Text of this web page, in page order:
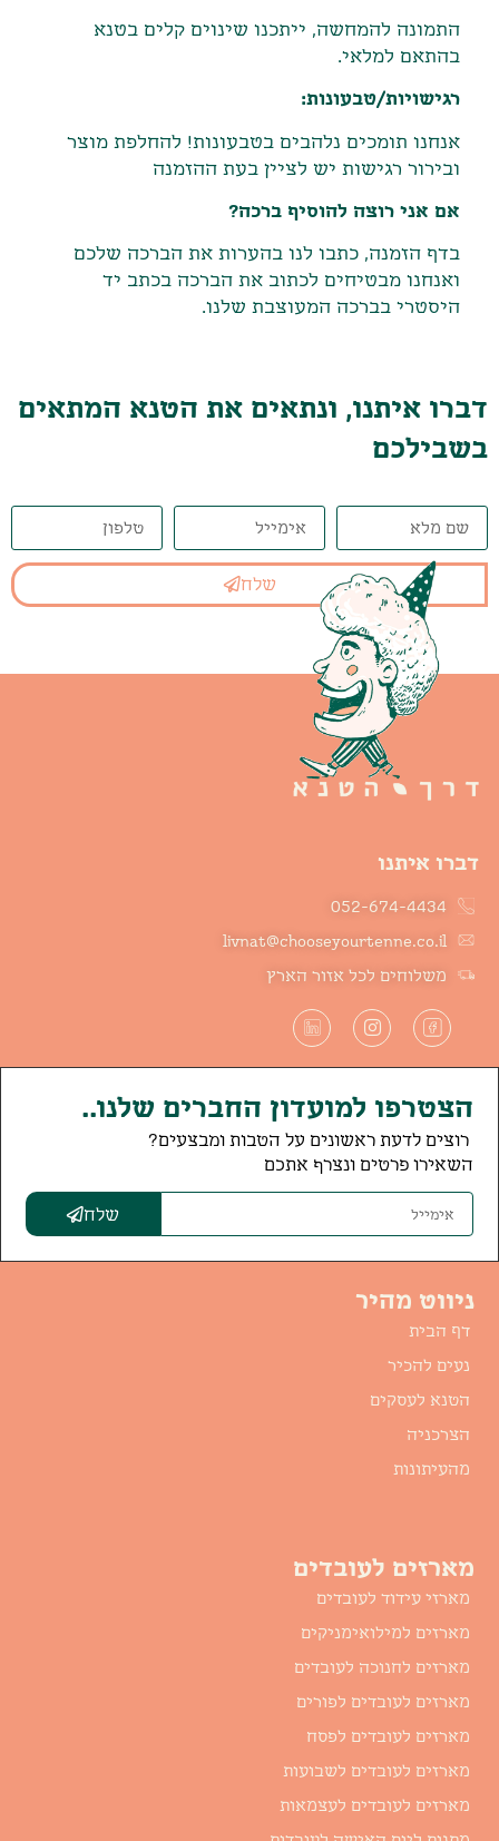
התמונה להמחשה, ייתכנו שינוים קלים בטנא
בהתאם למלאי.
רגישויות/טבעונות:
אנחנו תומכים נלהבים בטבעונות! להחלפת מוצר
ובירור רגישות יש לציין בעת ההזמנה
אם אני רוצה להוסיף ברכה?
בדף הזמנה, כתבו לנו בהערות את הברכה שלכם
ואנחנו מבטיחים לכתוב את הברכה בכתב יד
היסטרי בברכה המעוצבת שלנו.
דברו איתנו, ונתאים את הטנא המתאים
בשבילכם
שלח
דברו איתנו
052-674-4434
livnat@chooseyourtenne.co.il
משלוחים לכל אזור הארץ
הצטרפו למועדון החברים שלנו..
רוצים לדעת ראשונים על הטבות ומבצעים?
השאירו פרטים ונצרף אתכם
שלח
ניווט מהיר
דף הבית
נעים להכיר
הטנא לעסקים
הצרכניה
מהעיתונות
מארזים לעובדים
מארזי עידוד לעובדים
מארזים למילואימניקים
מארזים לחנוכה לעובדים
מארזים לעובדים לפורים
מארזים לעובדים לפסח
מארזים לעובדים לשבועות
מארזים לעובדים לעצמאות